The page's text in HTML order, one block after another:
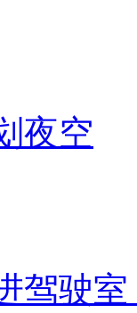
夜空
驾驶